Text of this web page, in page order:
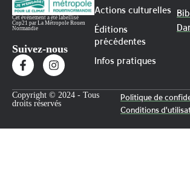
Cet évènement a été labellisé
Cop21 par La Métropole Rouen
Normandie
Suivez-nous
Actions culturelles
Éditions
précédentes
Infos pratiques
Copyright © 2024 - Tous
droits réservés
Politique de
Conditions